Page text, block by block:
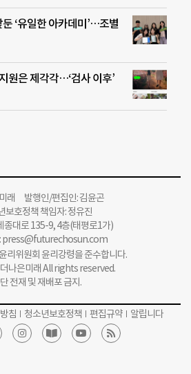
‘유일한 아카데미’…조별
원은 제각각…‘검사 이후’
래 발행인/편집인: 김윤곤
보호정책 책임자: 정유진
종대로 135-9, 4층(태평로1가)
press@futurechosun.com
리위원회 윤리강령을 준수합니다.
나은미래 All rights reserved.
전재 및 재배포 금지.
침 청소년보호정책 편집규약 알립니다